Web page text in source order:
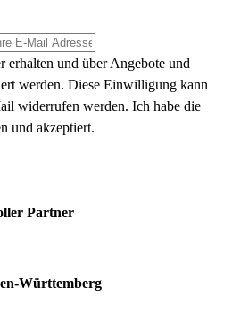
erhalten und über Angebote und
werden. Diese Einwilligung kann
widerrufen werden. Ich habe die
und akzeptiert.
Partner
Württemberg